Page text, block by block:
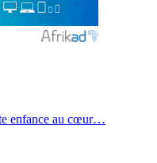
enfance au cœur…